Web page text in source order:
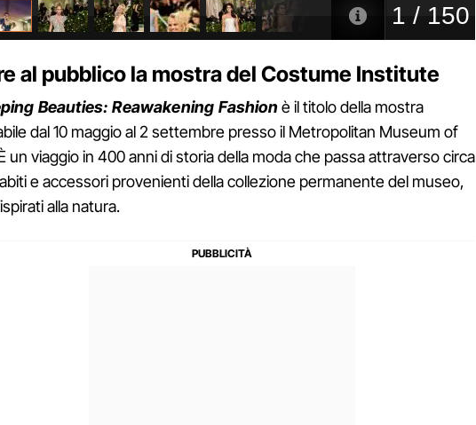
al pubblico la mostra del Costume Institute
Beauties: Reawakening Fashionè il titolo della mostra
dal 10 maggio al 2 settembre presso il Metropolitan Museum of
un viaggio in 400 anni di storia della moda che passa attraverso circa
e accessori provenienti della collezione permanente del museo,
alla natura.